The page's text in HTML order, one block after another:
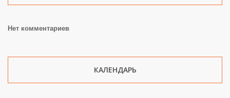
Нет комментариев
КАЛЕНДАРЬ